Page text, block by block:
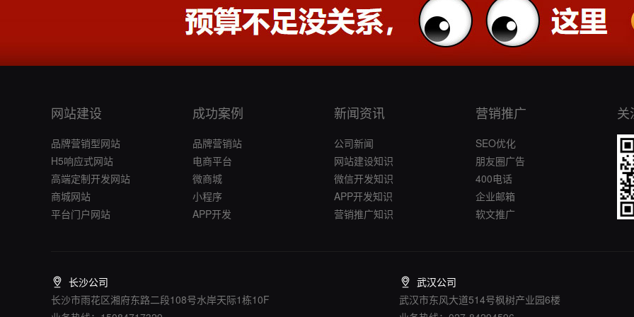
网站建设
品牌营销型网站
H5响应式网站
高端定制开发网站
商城网站
平台门户网站
成功案例
品牌营销站
电商平台
微商城
小程序
APP开发
新闻资讯
公司新闻
网站建设知识
微信开发知识
APP开发知识
营销推广知识
营销推广
SEO优化
朋友圈广告
400电话
企业邮箱
软文推广
关
长沙公司
长沙市雨花区湘府东路二段108号水岸天际1栋10F
武汉公司
武汉市东风大道514号枫树产业园6楼